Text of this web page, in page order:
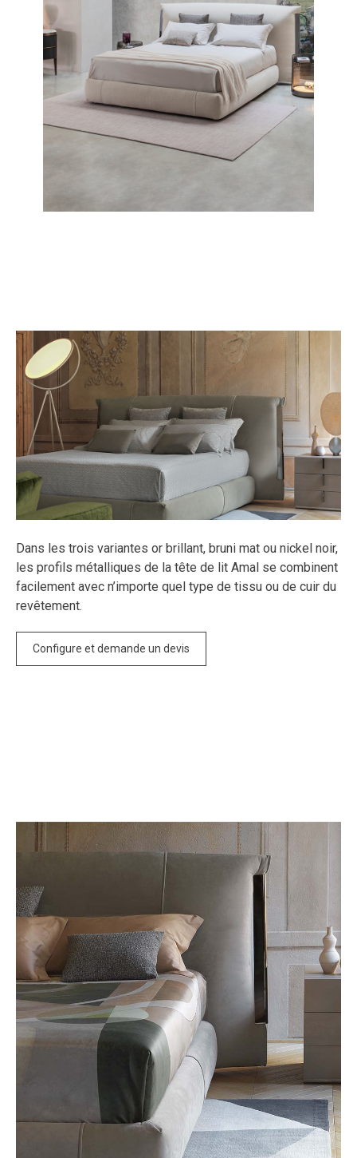
Dans les trois variantes or brillant, bruni mat ou nickel noir,
les profils métalliques de la tête de lit Amal se combinent
facilement avec n’importe quel type de tissu ou de cuir du
revêtement.
Configure et demande un devis